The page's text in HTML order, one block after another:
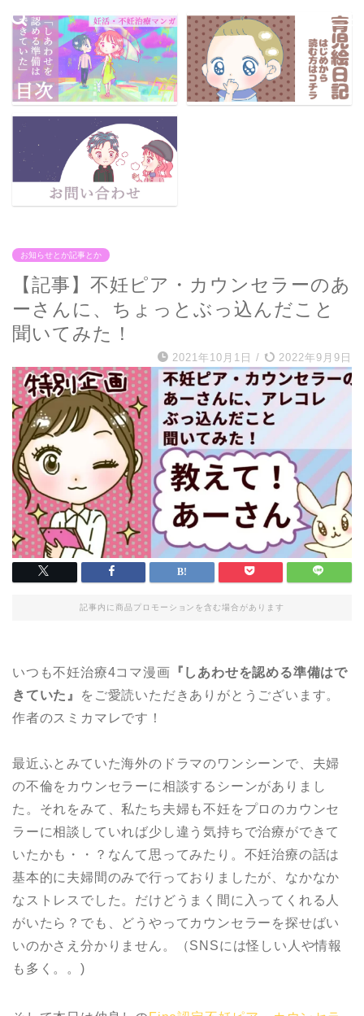
お知らせとか記事とか
【記事】不妊ピア・カウンセラーのあ
ーさんに、ちょっとぶっ込んだこと
聞いてみた！
2021年10月1日 / 2022年9月9日
記事内に商品プロモーションを含む場合があります
いつも不妊治療4コマ漫画 『しあわせを認める準備はで
きていた』
をご愛読いただきありがとうございます。
作者のスミカマレです！
最近ふとみていた海外のドラマのワンシーンで、夫婦
の不倫をカウンセラーに相談するシーンがありまし
た。それをみて、私たち夫婦も不妊をプロのカウンセ
ラーに相談していれば少し違う気持ちで治療ができて
いたかも・・？なんて思ってみたり。不妊治療の話は
基本的に夫婦間のみで行っておりましたが、なかなか
なストレスでした。だけどうまく間に入ってくれる人
がいたら？でも、どうやってカウンセラーを探せばい
いのかさえ分かりません。（SNSには怪しい人や情報
も多く。。)